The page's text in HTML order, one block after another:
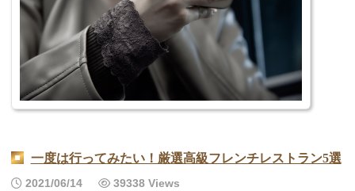
一度は行ってみたい！厳選高級フレンチレストラン5選
2021/06/14 39338 Views